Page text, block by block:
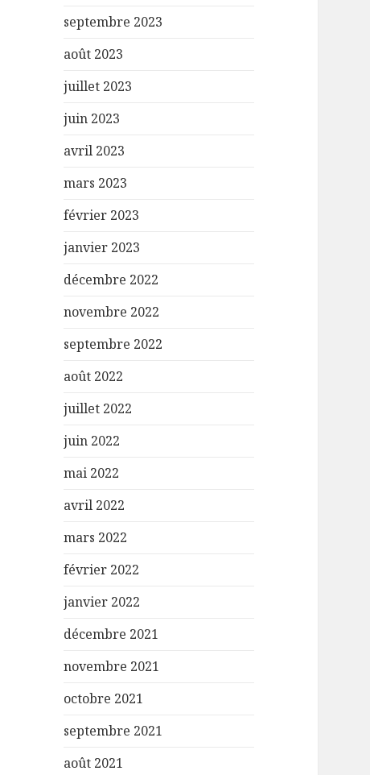
septembre 2023
août 2023
juillet 2023
juin 2023
avril 2023
mars 2023
février 2023
janvier 2023
décembre 2022
novembre 2022
septembre 2022
août 2022
juillet 2022
juin 2022
mai 2022
avril 2022
mars 2022
février 2022
janvier 2022
décembre 2021
novembre 2021
octobre 2021
septembre 2021
août 2021